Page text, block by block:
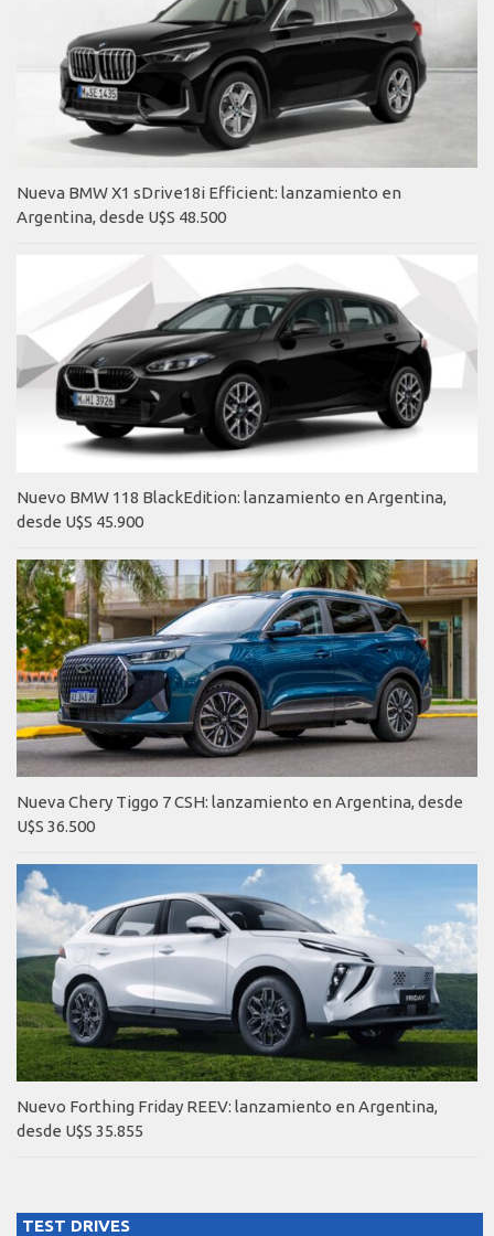
Nueva BMW X1 sDrive18i Efficient: lanzamiento en
Argentina, desde U$S 48.500
Nuevo BMW 118 BlackEdition: lanzamiento en Argentina,
desde U$S 45.900
Nueva Chery Tiggo 7 CSH: lanzamiento en Argentina, desde
U$S 36.500
Nuevo Forthing Friday REEV: lanzamiento en Argentina,
desde U$S 35.855
TEST DRIVES